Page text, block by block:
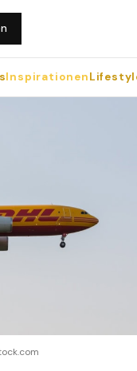
Inspirationen